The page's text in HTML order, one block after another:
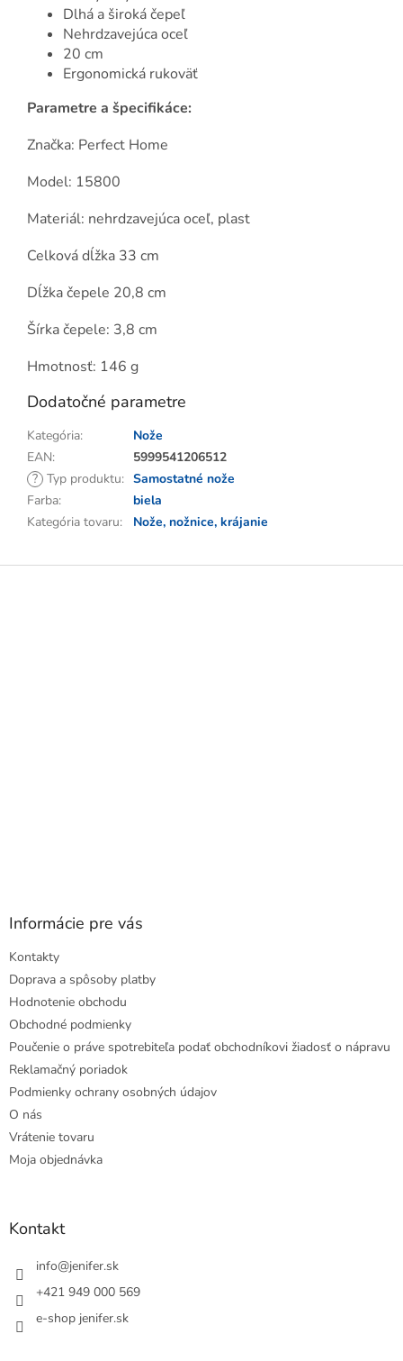
Dlhá a široká čepeľ
Nehrdzavejúca oceľ
20 cm
Ergonomická rukoväť
Parametre a špecifikáce:
Značka: Perfect Home
Model: 15800
Materiál: nehrdzavejúca oceľ, plast
Celková dĺžka 33 cm
Dĺžka čepele 20,8 cm
Šírka čepele: 3,8 cm
Hmotnosť: 146 g
Dodatočné parametre
Kategória:
Nože
EAN:
5999541206512
? Typ produktu: Samostatné nože
Farba:
biela
Kategória tovaru: Nože, nožnice, krájanie
Z
Informácie pre vás
Kontakty
Doprava a spôsoby platby
Hodnotenie obchodu
Obchodné podmienky
Poučenie o práve spotrebiteľa podať obchodníkovi žiadosť o nápravu
Reklamačný poriadok
Podmienky ochrany osobných údajov
O nás
Vrátenie tovaru
Moja objednávka
Kontakt
info@jenifer.sk
+421 949 000 569
e-shop jenifer.sk